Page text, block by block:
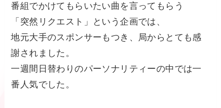
番組でかけてもらいたい曲を言ってもらう
「突然リクエスト」という企画では、
地元大手のスポンサーもつき、局からとても感
謝されました。
一週間日替わりのパーソナリティーの中では一
番人気でした。